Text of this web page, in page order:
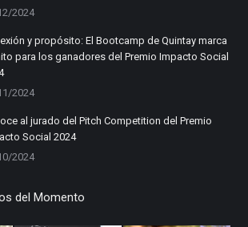
2024
y propósito: El Bootcamp de Quintay marca
para los ganadores del Premio Impacto Social
2024
al jurado del Pitch Competition del Premio
Social 2024
2024
del Momento